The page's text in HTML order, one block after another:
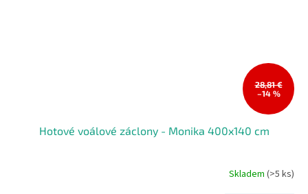
28,81 €
–14 %
Hotové voálové záclony - Monika 400x140 cm
Skladem(>5 ks)